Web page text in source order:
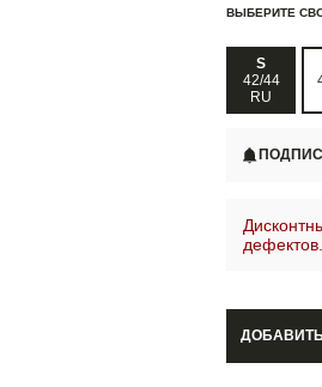
ВЫБЕРИТЕ
S
42/44
RU
дефектов.